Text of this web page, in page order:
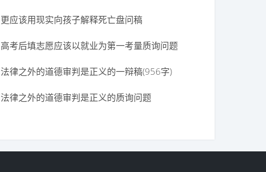
更应该用现实向孩子解释死亡盘问稿
高考后填志愿应该以就业为第一考量质询问题
法律之外的道德审判是正义的一辩稿(956字)
法律之外的道德审判是正义的质询问题